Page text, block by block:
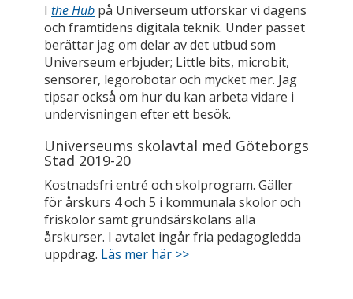
I the Hub på Universeum utforskar vi dagens
och framtidens digitala teknik. Under passet
berättar jag om delar av det utbud som
Universeum erbjuder; Little bits, microbit,
sensorer, legorobotar och mycket mer. Jag
tipsar också om hur du kan arbeta vidare i
undervisningen efter ett besök.
Universeums skolavtal med Göteborgs
Stad 2019-20
Kostnadsfri entré och skolprogram. Gäller
för årskurs 4 och 5 i kommunala skolor och
friskolor samt grundsärskolans alla
årskurser. I avtalet ingår fria pedagogledda
uppdrag. Läs mer här >>